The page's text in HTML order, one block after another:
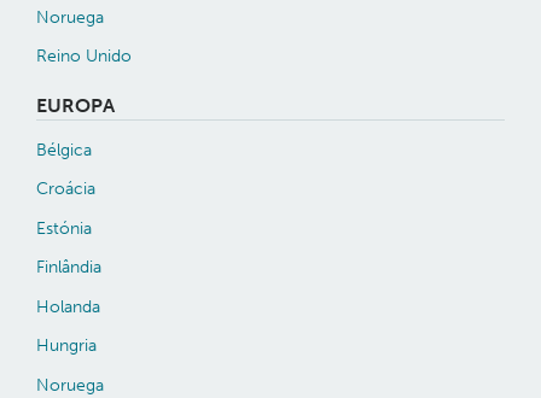
Noruega
Reino Unido
EUROPA
Bélgica
Croácia
Estónia
Finlândia
Holanda
Hungria
Noruega